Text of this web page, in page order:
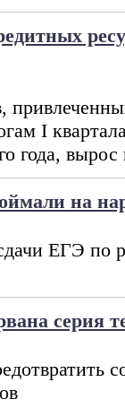
I
года, вырос
на
ЕГЭ по
серия